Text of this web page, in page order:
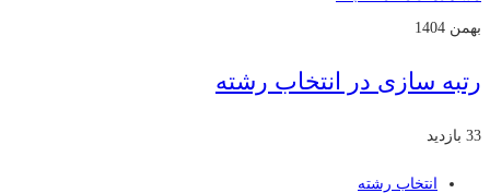
بهمن 1404
رتبه سازی در انتخاب رشته
33 بازدید
انتخاب رشته